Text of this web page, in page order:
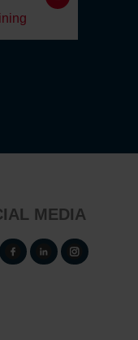
MEDIA